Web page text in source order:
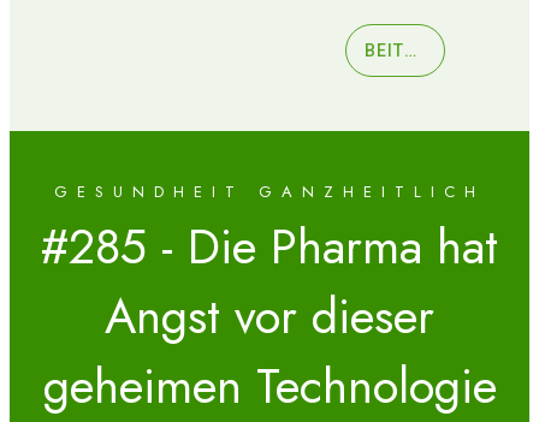
BEITRETEN
GESUNDHEIT GANZHEITLICH
#285 - Die Pharma hat
Angst vor dieser
geheimen Technologie